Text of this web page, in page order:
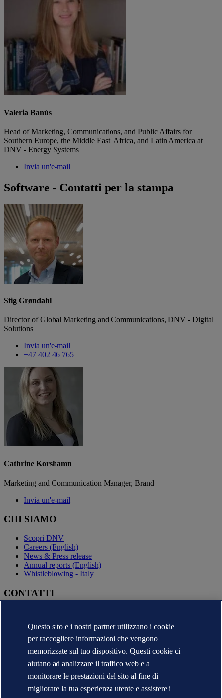
Valeria Banús
Head of Marketing, Communications, and Public Affairs for
Southern Europe, the Middle East, Africa, and Latin America at
DNV - Energy Systems
Invia un'e-mail
Software - Contatti per la stampa
Stig Grøndahl
Director of Global Marketing and Communications, DNV - Digital
Solutions
Invia un'e-mail
+47 402 46 765
Cathrine Korshamn
Marketing and Communication Manager, Brand
Invia un'e-mail
CHI SIAMO
Scopri DNV
Careers (English)
News & Press release
Annual reports (English)
Whistleblowing - Italy
CONTATTI
Contatti per la stampa
Segnalazioni e Reclami
Cambio Ragione Sociale
indirizzo posta certificata
Veracity (English)
Informativa sulla privacy
Condizioni d'uso
Questo sito e i nostri partner utilizzano i cookie
per raccogliere informazioni che vengono
memorizzate sul tuo dispositivo. Questi cookie ci
aiutano ad analizzare il traffico web e a
monitorare le prestazioni del sito al fine di
migliorare la tua esperienza utente e assistere i